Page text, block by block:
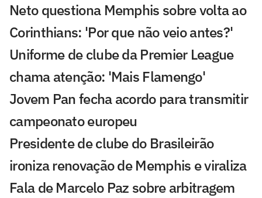
Neto questiona Memphis sobre volta ao
Corinthians: 'Por que não veio antes?'
Uniforme de clube da Premier League
chama atenção: 'Mais Flamengo'
Jovem Pan fecha acordo para transmitir
campeonato europeu
Presidente de clube do Brasileirão
ironiza renovação de Memphis e viraliza
Fala de Marcelo Paz sobre arbitragem